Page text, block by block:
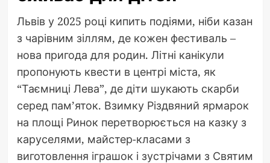
Львів у 2025 році кипить подіями, ніби казан
з чарівним зіллям, де кожен фестиваль –
нова пригода для родин. Літні канікули
пропонують квести в центрі міста, як
“Таємниці Лева”, де діти шукають скарби
серед пам’яток. Взимку Різдвяний ярмарок
на площі Ринок перетворюється на казку з
каруселями, майстер-класами з
виготовлення іграшок і зустрічами з Святим